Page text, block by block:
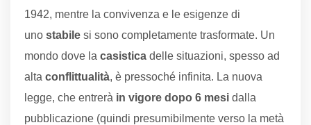
1942, mentre la convivenza e le esigenze di
uno stabile si sono completamente trasformate. Un
mondo dove la casistica delle situazioni, spesso ad
alta conflittualità, è pressoché infinita. La nuova
legge, che entrerà in vigore dopo 6 mesi dalla
pubblicazione (quindi presumibilmente verso la metà